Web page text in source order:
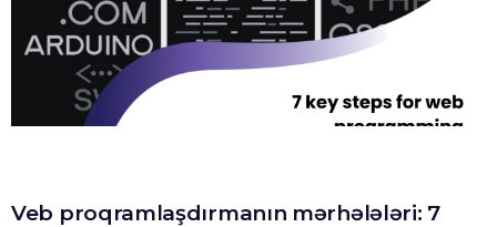
Veb proqramlaşdırmanın mərhələləri: 7